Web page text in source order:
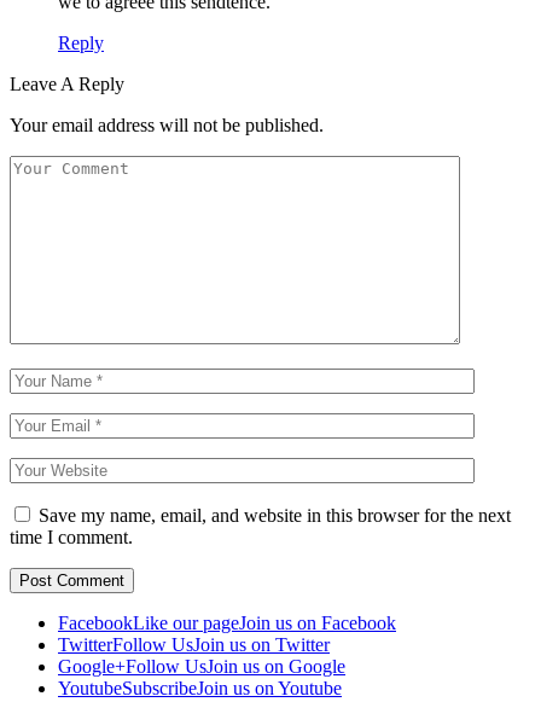
Reply
Leave A Reply
Your email address will not be published.
Save my name, email, and website in this browser for the next
time I comment.
FacebookLike our pageJoin us on Facebook
TwitterFollow UsJoin us on Twitter
Google+Follow UsJoin us on Google
YoutubeSubscribeJoin us on Youtube